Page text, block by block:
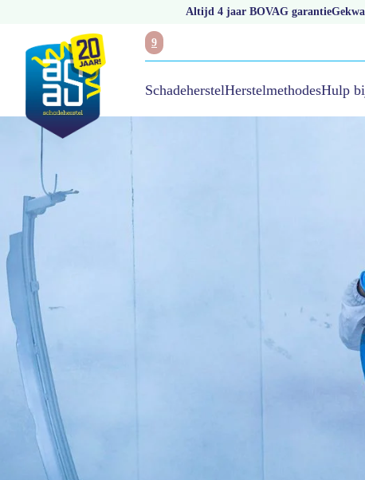
Altijd 4 jaar BOVAG garantie
9
SchadeherstelHerstelmethodesHulp
Ruitschade melden